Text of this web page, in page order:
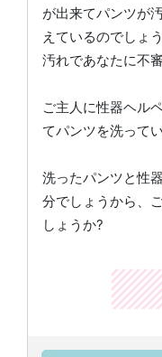
が出来てパンツが
えているのでしょう
汚れであなたに不
ご主人に性器ヘル
てパンツを洗って
洗ったパンツと性
分でしょうから、
しょうか?